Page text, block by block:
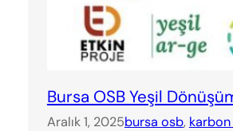
Bursa OSB Yeşil
Aralık 1, 2025bursa osb, karbon